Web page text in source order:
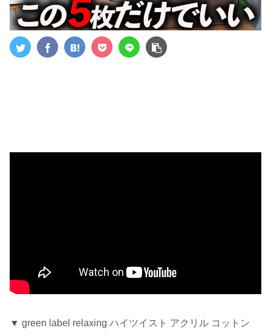
▼ green label relaxing ハイツイスト アクリル コットン